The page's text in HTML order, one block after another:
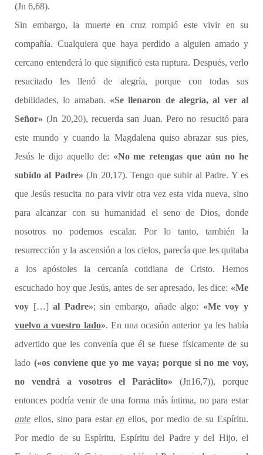
(Jn 6,68).
Sin embargo, la muerte en cruz rompió este vivir en su
compañía. Cualquiera que haya perdido a alguien amado y
cercano entenderá lo que significó esta ruptura. Después, verlo
resucitado les llenó de alegría, porque con todas sus
debilidades, lo amaban. «Se llenaron de alegría, al ver al
Señor» (Jn 20,20), recuerda san Juan. Pero no resucitó para
este mundo y cuando la Magdalena quiso abrazar sus pies,
Jesús le dijo aquello de: «No me retengas que aún no he
subido al Padre» (Jn 20,17). Tengo que subir al Padre. Y es
que Jesús resucita no para vivir otra vez esta vida nueva, sino
para alcanzar con su humanidad el seno de Dios, donde
nosotros no podemos escalar. Por lo tanto, también la
resurrección y la ascensión a los cielos, parecía que les quitaba
a los apóstoles la cercanía cotidiana de Cristo. Hemos
escuchado hoy que Jesús, antes de ser apresado, les dice: «Me
voy […]al Padre»; sin embargo, añade algo: «Me voy y
vuelvo a vuestro lado». En una ocasión anterior ya les había
advertido que les convenía que él se fuese físicamente de su
lado («os conviene que yo me vaya; porque si no me voy,
no vendrá a vosotros el Paráclito» (Jn16,7)), porque
entonces podría venir de una forma más íntima, no para estar
ante ellos, sino para estar en ellos, por medio de su Espíritu.
Por medio de su Espíritu, Espíritu del Padre y del Hijo, el